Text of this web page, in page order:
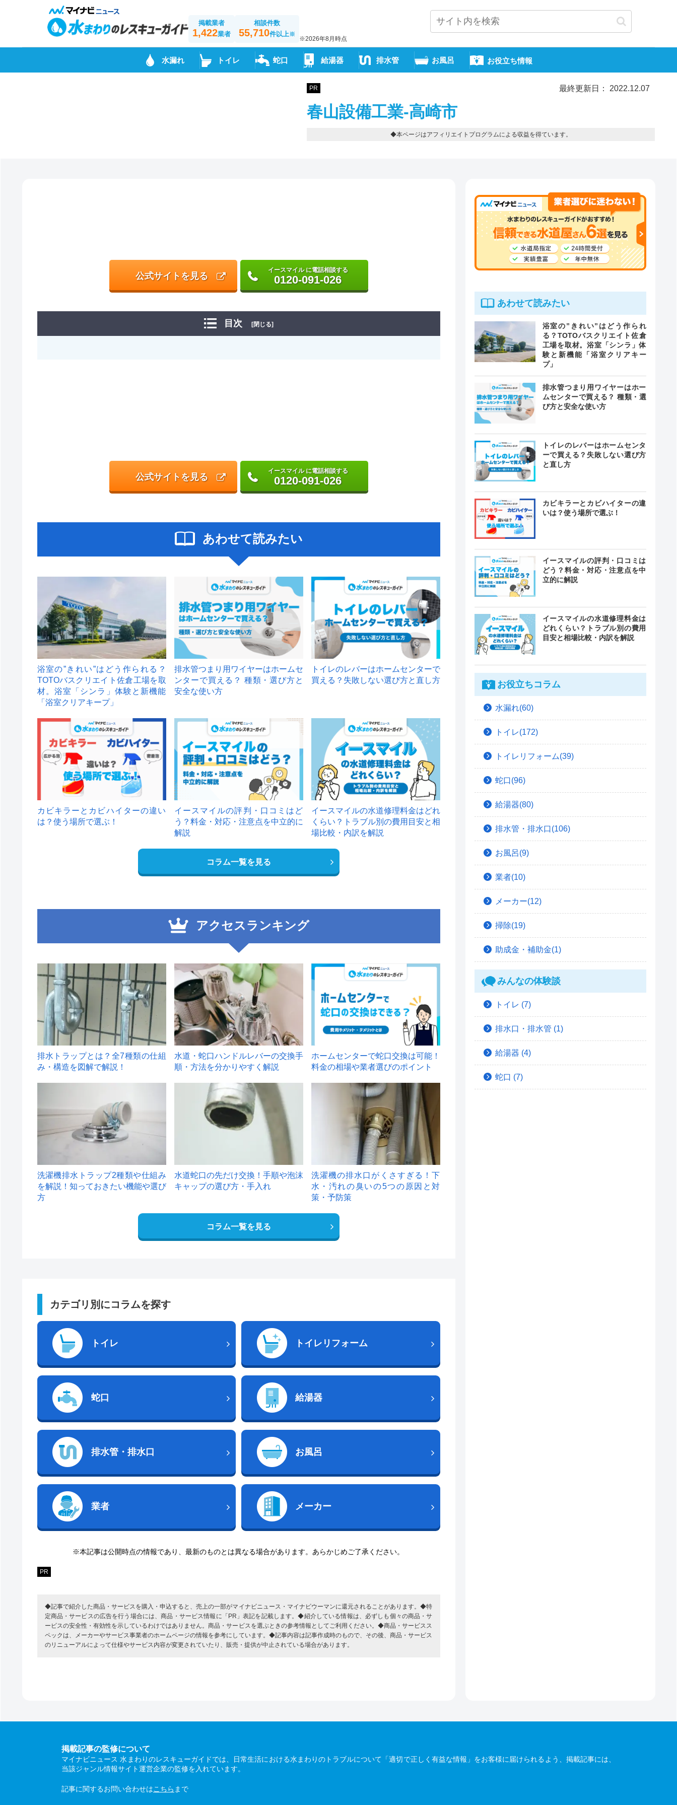
掲載業者
1,422業者
相談件数
55,710件以上※
※2026年8月時点
水漏れ トイレ 蛇口 給湯器 排水管 お風呂 お役立ち情報
PR 最終更新日： 2022.12.07
春山設備工業-高崎市
◆本ページはアフィリエイトプログラムによる収益を得ています。
公式サイトを見る
イースマイル に電話相談する
0120-091-026
目次 [閉じる]
公式サイトを見る
イースマイル に電話相談する
0120-091-026
あわせて読みたい
浴室の”きれい”はどう作られる？
TOTOバスクリエイト佐倉工場を取
材。浴室「シンラ」体験と新機能
「浴室クリアキープ」
排水管つまり用ワイヤーはホームセ
ンターで買える？ 種類・選び方と
安全な使い方
トイレのレバーはホームセンターで
買える？失敗しない選び方と直し方
カビキラーとカビハイターの違い
は？使う場所で選ぶ！
イースマイルの評判・口コミはど
う？料金・対応・注意点を中立的に
解説
イースマイルの水道修理料金はどれ
くらい？トラブル別の費用目安と相
場比較・内訳を解説
コラム一覧を見る
アクセスランキング
1
排水トラップとは？全7種類の仕組
み・構造を図解で解説！
2
水道・蛇口ハンドルレバーの交換手
順・方法を分かりやすく解説
ホームセンターで蛇口交換は可能！
料金の相場や業者選びのポイント
洗濯機排水トラップ2種類や仕組み
を解説！知っておきたい機能や選び
方
水道蛇口の先だけ交換！手順や泡沫
キャップの選び方・手入れ
洗濯機の排水口がくさすぎる！下
水・汚れの臭いの5つの原因と対
策・予防策
コラム一覧を見る
カテゴリ別にコラムを探す
トイレ トイレリフォーム
蛇口 給湯器
排水管・排水口 お風呂
業者 メーカー
※本記事は公開時点の情報であり、最新のものとは異なる場合があります。あらかじめご了承ください。
PR
◆記事で紹介した商品・サービスを購入・申込すると、売上の一部がマイナビニュース・マイナビウーマンに還元されることがあります。◆特
定商品・サービスの広告を行う場合には、商品・サービス情報に「PR」表記を記載します。◆紹介している情報は、必ずしも個々の商品・サ
ービスの安全性・有効性を示しているわけではありません。商品・サービスを選ぶときの参考情報としてご利用ください。◆商品・サービスス
ペックは、メーカーやサービス事業者のホームページの情報を参考にしています。◆記事内容は記事作成時のもので、その後、商品・サービス
のリニューアルによって仕様やサービス内容が変更されていたり、販売・提供が中止されている場合があります。
あわせて読みたい
浴室の”きれい”はどう作られ
る？TOTOバスクリエイト佐倉
工場を取材。浴室「シンラ」体
験と新機能「浴室クリアキー
プ」
排水管つまり用ワイヤーはホー
ムセンターで買える？ 種類・選
び方と安全な使い方
トイレのレバーはホームセンタ
ーで買える？失敗しない選び方
と直し方
カビキラーとカビハイターの違
いは？使う場所で選ぶ！
イースマイルの評判・口コミは
どう？料金・対応・注意点を中
立的に解説
イースマイルの水道修理料金は
どれくらい？トラブル別の費用
目安と相場比較・内訳を解説
お役立ちコラム
水漏れ(60)
トイレ(172)
トイレリフォーム(39)
蛇口(96)
給湯器(80)
排水管・排水口(106)
お風呂(9)
業者(10)
メーカー(12)
掃除(19)
助成金・補助金(1)
みんなの体験談
トイレ (7)
排水口・排水管 (1)
給湯器 (4)
蛇口 (7)
掲載記事の監修について
マイナビニュース 水まわりのレスキューガイドでは、日常生活における水まわりのトラブルについて「適切で正しく有益な情報」をお客様に届けられるよう、掲載記事には、
当該ジャンル情報サイト運営企業の監修を入れています。
記事に関するお問い合わせはこちら まで